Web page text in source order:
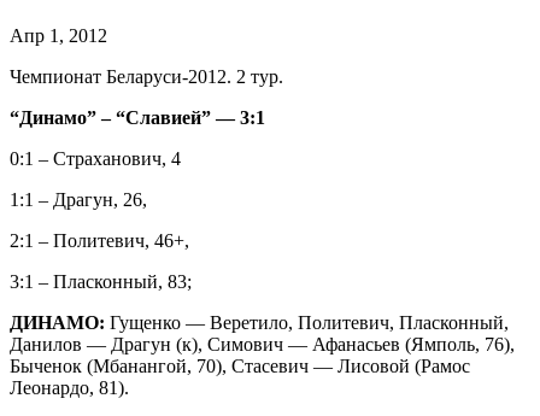
Апр 1, 2012
Чемпионат Беларуси-2012. 2 тур.
“Динамо” – “Славией” — 3:1
0:1 – Страханович, 4
1:1 – Драгун, 26,
2:1 – Политевич, 46+,
3:1 – Пласконный, 83;
ДИНАМО: Гущенко — Веретило, Политевич, Пласконный,
Данилов — Драгун (к), Симович — Афанасьев (Ямполь, 76),
Быченок (Мбанангой, 70), Стасевич — Лисовой (Рамос
Леонардо, 81).